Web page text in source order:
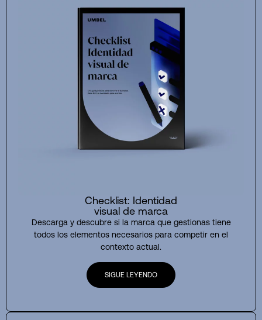
Checklist: Identidad
visual de marca
Descarga y descubre si la marca que gestionas tiene
todos los elementos necesarios para competir en el
contexto actual.
SIGUE LEYENDO